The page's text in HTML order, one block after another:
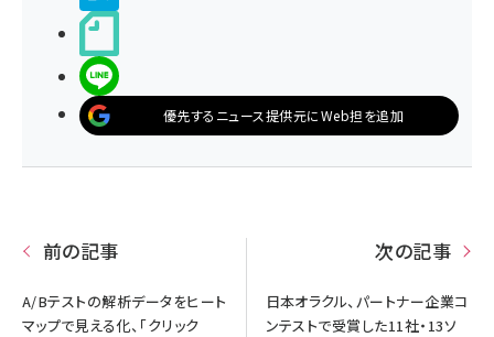
優先するニュース提供元にWeb担を追加
前の記事
A/Bテストの解析データをヒート
マップで見える化、「クリック
次の記事
日本オラクル、パートナー企業コ
ンテストで受賞した11社・13ソ